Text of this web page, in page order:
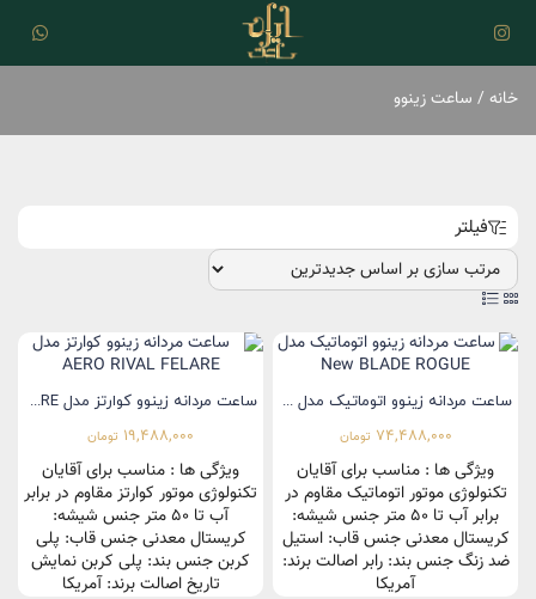
خانه / ساعت زینوو
فیلتر
ساعت مردانه زینوو اتوماتیک مدل New BLADE ROGUE
74,488,000 تومان
ویژگی ها : مناسب برای آقایان
تکنولوژی موتور اتوماتیک مقاوم در
برابر آب تا 50 متر جنس شیشه:
کریستال معدنی جنس قاب: استیل
ضد زنگ جنس بند: رابر اصالت برند:
آمریکا
ساعت مردانه زینوو کوارتز مدل AERO RIVAL FELARE
19,488,000 تومان
ویژگی ها : مناسب برای آقایان
تکنولوژی موتور کوارتز مقاوم در برابر
آب تا 50 متر جنس شیشه:
کریستال معدنی جنس قاب: پلی
کربن جنس بند: پلی کربن نمایش
تاریخ اصالت برند: آمریکا